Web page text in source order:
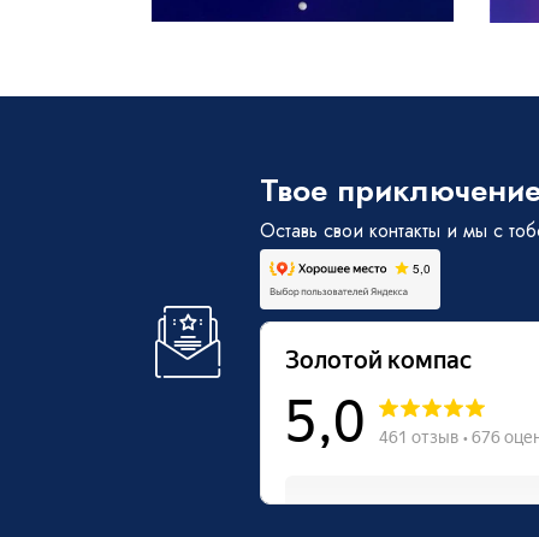
Твое
Оставь свои контакты и мы с